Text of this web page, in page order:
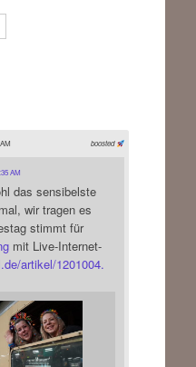
boosted
AM
das sensibelste
wir tragen es
stimmt für
mit Live-Internet-
artikel/1201004.